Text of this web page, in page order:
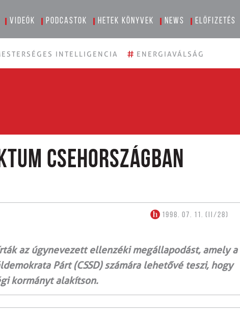
Videók Podcastok Hetek könyvek News Előfizetés
INTELLIGENCIA # ENERGIAVÁLSÁG
Csehországban
1998. 07. 11. (II/28)
az úgynevezett ellenzéki megállapodást, amely a
Párt (CSSD) számára lehetővé teszi, hogy
kormányt alakítson.